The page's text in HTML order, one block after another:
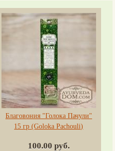
Благовония "Голока Пачули"
15 гр (Goloka Pachouli)
100.00 руб.